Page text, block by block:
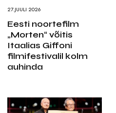
27.JUULI 2026
Eesti noortefilm
„Morten“ võitis
Itaalias Giffoni
filmifestivalil kolm
auhinda